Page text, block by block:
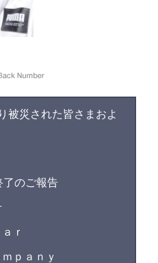
被災された皆さまおよ
のご報告
ｒ
ｐａｎｙ